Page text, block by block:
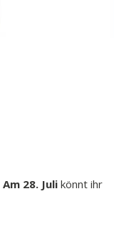
Am 28. Juli könnt ihr